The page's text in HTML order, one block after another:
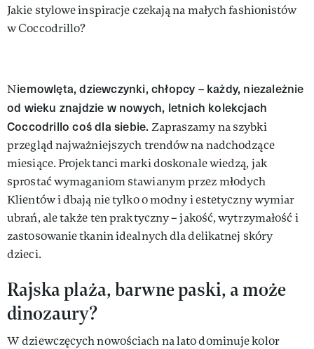
Jakie stylowe inspiracje czekają na małych fashionistów
w Coccodrillo?
Niemowlęta, dziewczynki, chłopcy – każdy, niezależnie
od wieku znajdzie w nowych, letnich kolekcjach
Coccodrillo coś dla siebie. Zapraszamy na szybki
przegląd najważniejszych trendów na nadchodzące
miesiące. Projektanci marki doskonale wiedzą, jak
sprostać wymaganiom stawianym przez młodych
Klientów i dbają nie tylko o modny i estetyczny wymiar
ubrań, ale także ten praktyczny – jakość, wytrzymałość i
zastosowanie tkanin idealnych dla delikatnej skóry
dzieci.
Rajska plaża, barwne paski, a może
dinozaury?
W dziewczęcych nowościach na lato dominuje kolor